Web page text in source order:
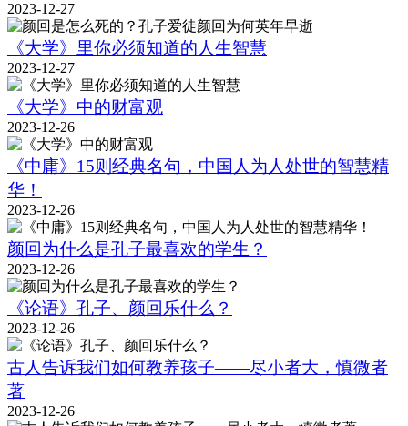
2023-12-27
《大学》里你必须知道的人生智慧
2023-12-27
《大学》中的财富观
2023-12-26
《中庸》15则经典名句，中国人为人处世的智慧精
华！
2023-12-26
颜回为什么是孔子最喜欢的学生？
2023-12-26
《论语》孔子、颜回乐什么？
2023-12-26
古人告诉我们如何教养孩子——尽小者大，慎微者
著
2023-12-26